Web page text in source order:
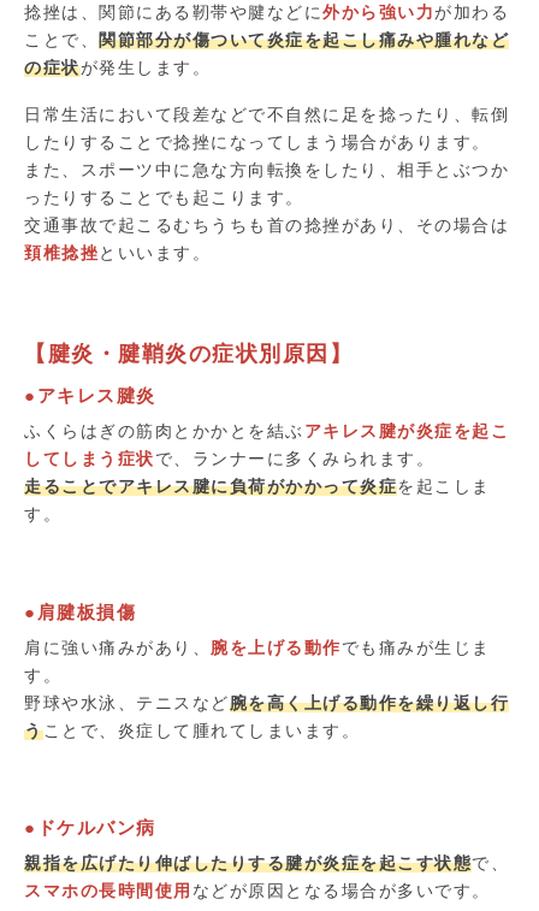
捻挫は、関節にある靭帯や腱などに外から強い力が加わる
ことで、 関節部分が傷ついて炎症を起こし痛みや腫れなど
の症状が発生します。
日常生活において段差などで不自然に足を捻ったり、転倒
したりすることで捻挫になってしまう場合があります。
また、スポーツ中に急な方向転換をしたり、相手とぶつか
ったりすることでも起こります。
交通事故で起こるむちうちも首の捻挫があり、その場合は
頚椎捻挫といいます。
【腱炎・腱鞘炎の症状別原因】
●アキレス腱炎
ふくらはぎの筋肉とかかとを結ぶ アキレス腱が炎症を起こ
してしまう症状で、ランナーに多くみられます。
走ることでアキレス腱に負荷がかかって炎症を起こしま
す。
●肩腱板損傷
肩に強い痛みがあり、 腕を上げる動作でも痛みが生じま
す。
野球や水泳、テニスなど腕を高く上げる動作を繰り返し行
うことで、炎症して腫れてしまいます。
●ドケルバン病
親指を広げたり伸ばしたりする腱が炎症を起こす状態で、
スマホの長時間使用 などが原因となる場合が多いです。